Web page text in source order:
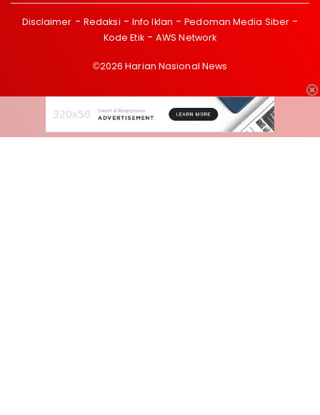
Disclaimer Redaksi Info Iklan
Pedoman Media Siber
Kode Etik
AWS Network
©2026 Harian Nasional News